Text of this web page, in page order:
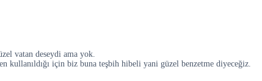
vatan deseydi ama yok.
kullanıldığı için biz buna teşbih hibeli yani güzel benzetme diyeceğiz.